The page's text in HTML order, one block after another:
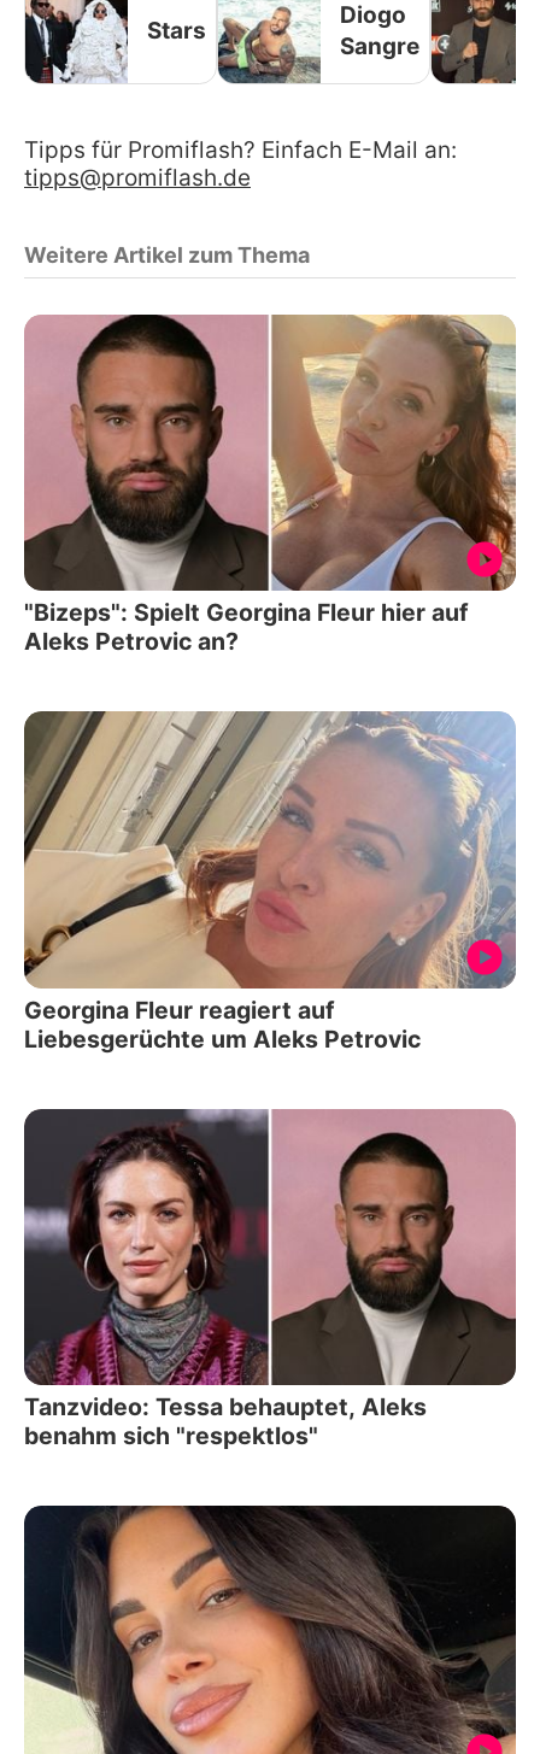
Stars
Diogo
Sangre
Tipps für Promiflash? Einfach E-Mail an:
tipps@promiflash.de
Weitere Artikel zum Thema
"Bizeps": Spielt Georgina Fleur hier auf
Aleks Petrovic an?
Georgina Fleur reagiert auf
Liebesgerüchte um Aleks Petrovic
Tanzvideo: Tessa behauptet, Aleks
benahm sich "respektlos"